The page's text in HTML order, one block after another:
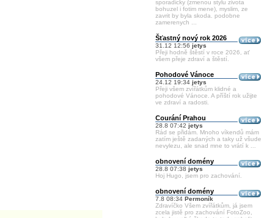
sporadicky (zmenou stylu zivota
bohuzel i fotim mene), myslim, ze
zavrit by byla skoda. podobne
zamerenych ...
Šťastný nový rok 2026
31.12 12:56 jetys
Přeji hodně štěstí v roce 2026, ať
všem přeje zdraví a štěstí.
Pohodové Vánoce
24.12 19:34 jetys
Přeji všem zvířátkům klidné a
pohodové Vánoce. A příští rok užijte
ve zdraví a radosti.
Courání Prahou
28.8 07:42 jetys
Rád se přidám. Mnoho víkendů mám
zatím ještě zadaných a taky už všude
nevylezu, ale snad mne to vrátí k ...
obnovení domény
28.8 07:38 jetys
Hoj Hugo, jsem pro zachování.
obnovení domény
7.8 08:34 Permoník
Zdravíčko Všem zvířátkům, já jsem
zcela jistě pro zachování FotoZoo,